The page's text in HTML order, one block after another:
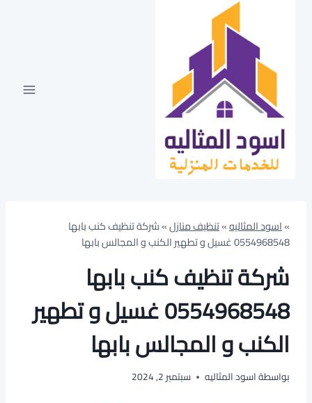
»اسود المثاليه»تنظيف منازل»شركة تنظيف كنب بابها
0554968548 غسيل و تطهير الكنب و المجالس بابها
شركة تنظيف كنب بابها
0554968548 غسيل و تطهير
الكنب و المجالس بابها
بواسطةاسود المثاليه سبتمبر 2, 2024